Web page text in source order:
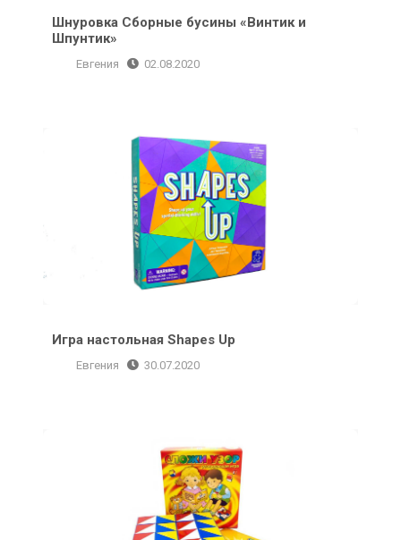
Шнуровка Сборные бусины «Винтик и
Шпунтик»
Евгения 02.08.2020
Игра настольная Shapes Up
Евгения 30.07.2020